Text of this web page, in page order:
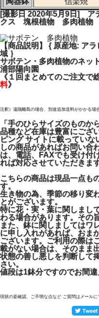
[撮影日 2020年5月9日]
クス 塊根植物 多肉植物
【商品説明】 { 原産地:
域 ｝
サボテン・多肉植物のネッ
浦部陽向園
《１回まとめてのご注文
料》
注釈）遠隔離島の場合、別途追加送料がかかる場
「手のひらサイズのものか
品種など在庫は豊富にござ
ピング サイトに載ってい
しの商品があればお問い合
は、電話、FAXでも受け付
れば対応させていただきま
こちらの商品は現品一点も
す。
生き物の為、季節の移り変
とがございます。
特に花・実・葉に関しまし
わる場合があります。その
また、鉢に関しましてはワ
に申し入れがあれば、おま
ございます。ご利用の際は
載がない場合は、そのまま
状態の善し悪しを判断して
さい。
値段は1鉢分ですのでお間
現状の姿確認、ご不明な点など ご質問はメールに